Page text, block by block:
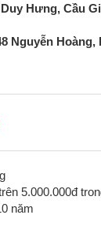
Hưng, Cầu
Nguyễn
5.000.000đ
năm